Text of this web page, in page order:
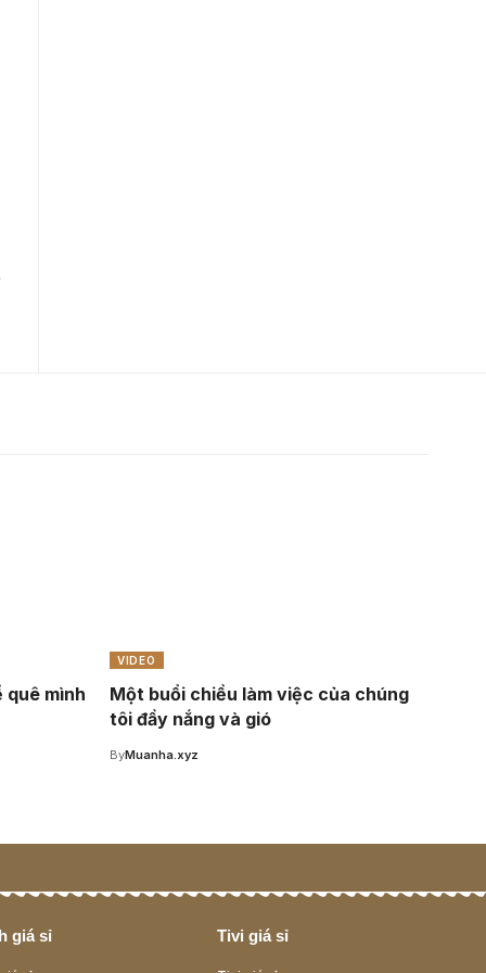
quê mình
VIDEO
Một buổi chiều làm việc của chúng
tôi đầy nắng và gió
ByMuanha.xyz
giá sỉ Tivi giá sỉ